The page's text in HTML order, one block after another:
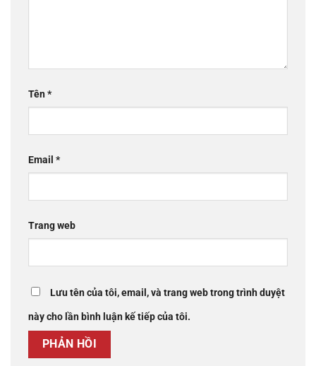
Tên*
Email *
Trang web
Lưu tên của tôi, email, và trang web trong trình duyệt
này cho lần bình luận kế tiếp của tôi.